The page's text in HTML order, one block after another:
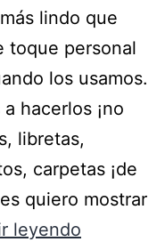
lindo que
toque personal
los usamos.
hacerlos ¡no
libretas,
carpetas ¡de
quiero mostrar
leyendo